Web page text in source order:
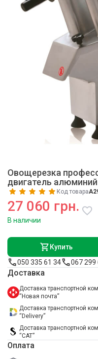
Овощерезка
двигатель алюминий
Код товара
27 060 грн.
В наличии
Купить
050 335 61 34
067 299
Доставка
Доставка транспортной
“Новая почта”
Доставка транспортной
“Delivery”
Доставка транспортной
“САТ”
Оплата